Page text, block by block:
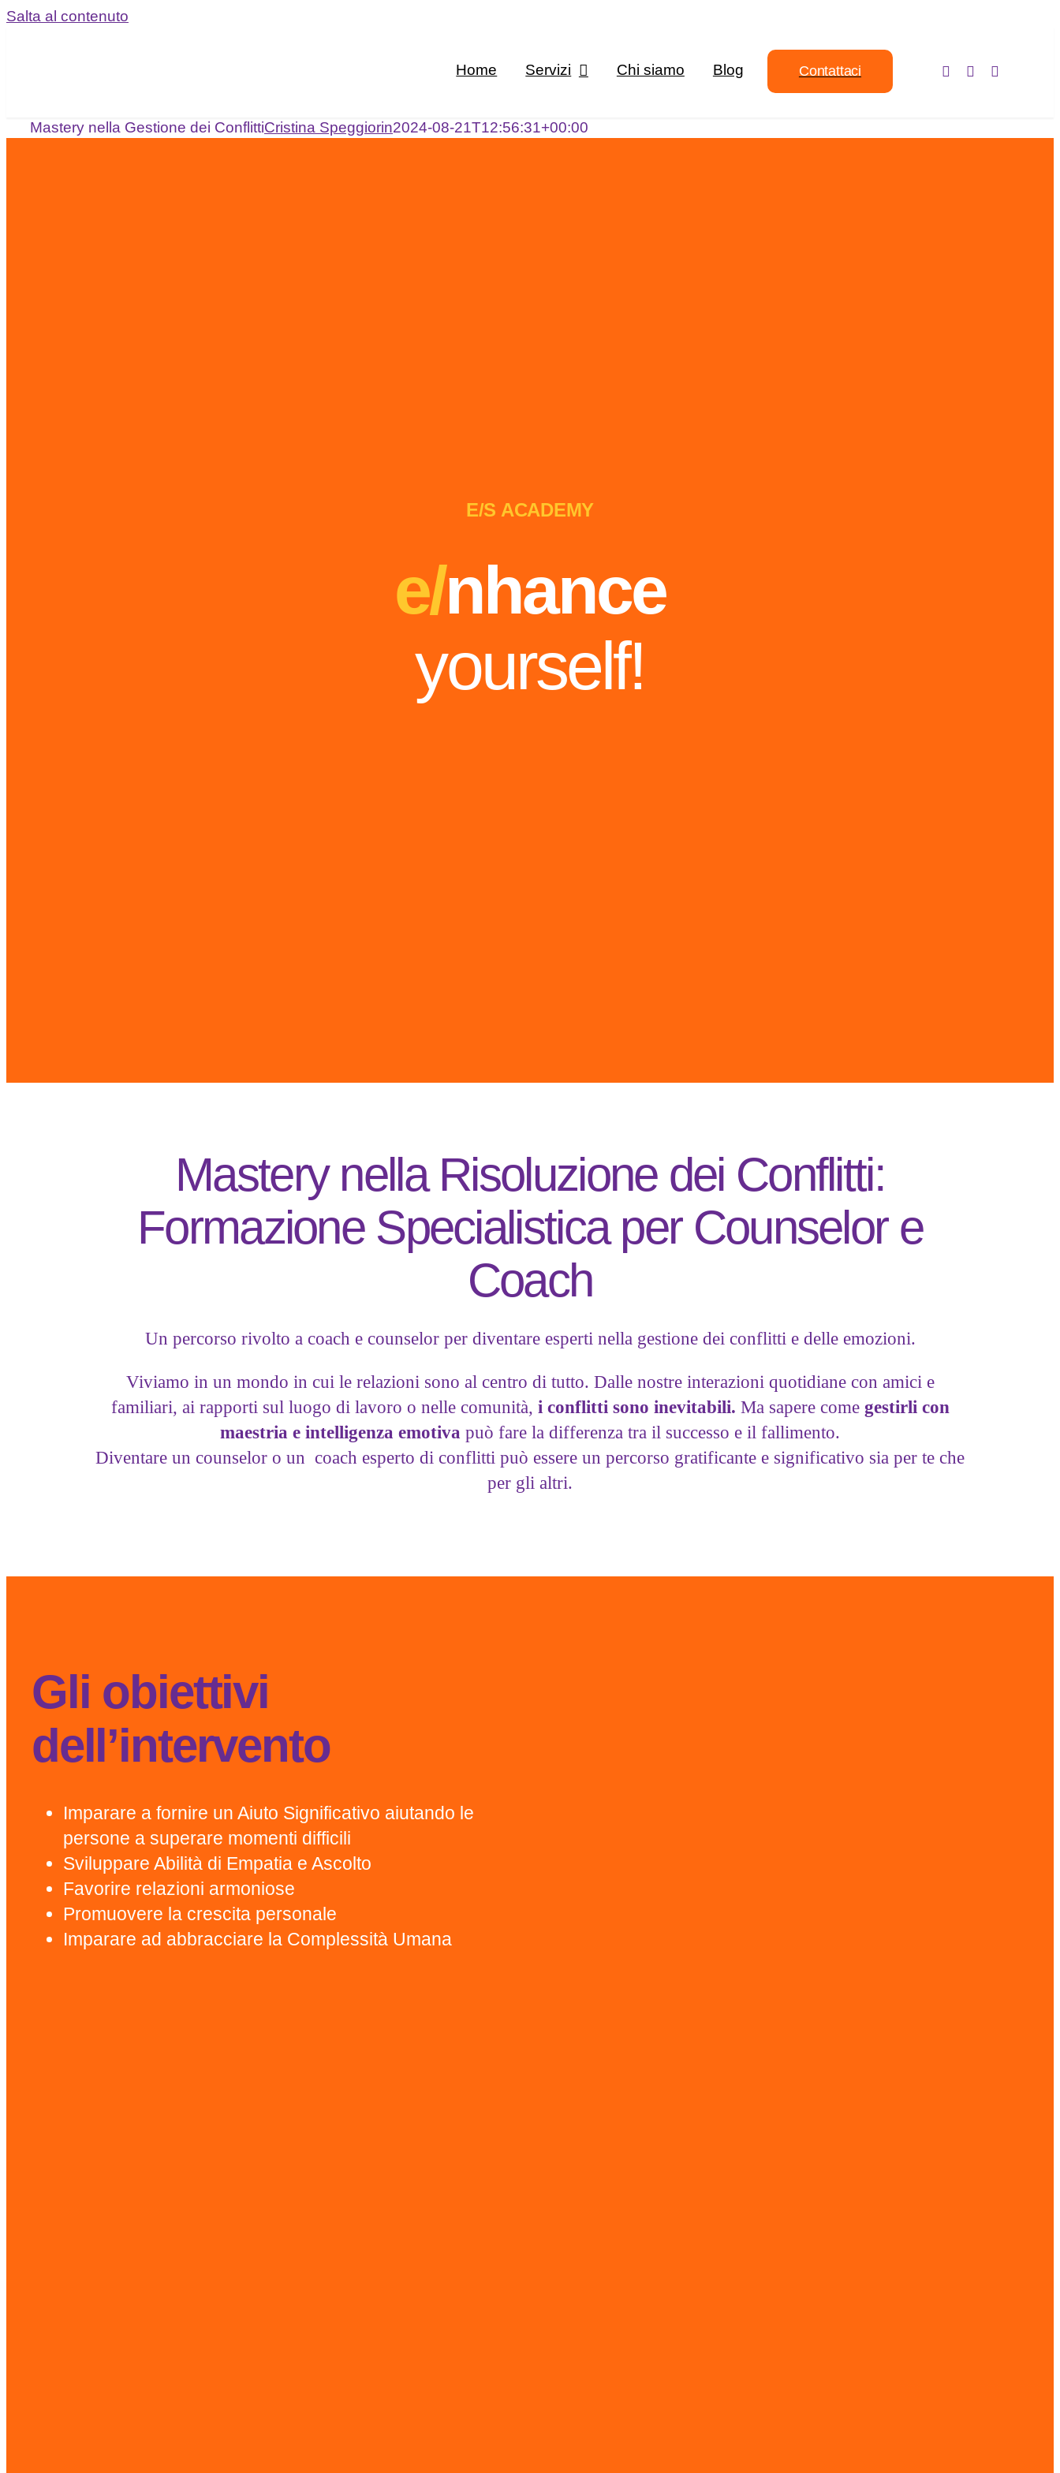
Salta al contenuto
Home Servizi Chi siamo Blog Contattaci
Mastery nella Gestione dei ConflittiCristina Speggiorin2024-08-21T12:56:31+00:00
E/S ACADEMY
e/nhance
yourself!
Mastery nella Risoluzione dei Conflitti:
Formazione Specialistica per Counselor e
Coach
Un percorso rivolto a coach e counselor per diventare esperti nella gestione dei conflitti e delle emozioni.
Viviamo in un mondo in cui le relazioni sono al centro di tutto. Dalle nostre interazioni quotidiane con amici e
familiari, ai rapporti sul luogo di lavoro o nelle comunità, i conflitti sono inevitabili. Ma sapere come gestirli con
maestria e intelligenza emotiva può fare la differenza tra il successo e il fallimento.
Diventare un counselor o un coach esperto di conflitti può essere un percorso gratificante e significativo sia per te che
per gli altri.
Gli obiettivi
dell’intervento
Imparare a fornire un Aiuto Significativo aiutando le
persone a superare momenti difficili
Sviluppare Abilità di Empatia e Ascolto
Favorire relazioni armoniose
Promuovere la crescita personale
Imparare ad abbracciare la Complessità Umana